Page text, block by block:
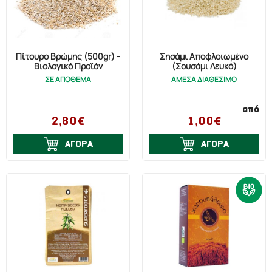
Πίτουρο Βρώμης (500gr) -
Βιολογικό Προϊόν
ΣΕ ΑΠΟΘΕΜΑ
2,80€
ΑΓΟΡΑ
Σησάμι Αποφλοιωμένο
(Σουσάμι Λευκό)
ΑΜΕΣΑ ΔΙΑΘΕΣΙΜΟ
από
1,00€
ΑΓΟΡΑ